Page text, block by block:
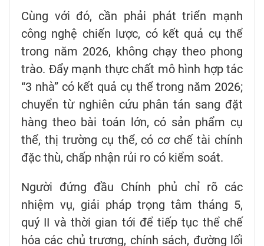
Cùng với đó, cần phải phát triển mạnh
công nghệ chiến lược, có kết quả cụ thể
trong năm 2026, không chạy theo phong
trào. Đẩy mạnh thực chất mô hình hợp tác
“3 nhà” có kết quả cụ thể trong năm 2026;
chuyển từ nghiên cứu phân tán sang đặt
hàng theo bài toán lớn, có sản phẩm cụ
thể, thị trường cụ thể, có cơ chế tài chính
đặc thù, chấp nhận rủi ro có kiểm soát.
Người đứng đầu Chính phủ chỉ rõ các
nhiệm vụ, giải pháp trọng tâm tháng 5,
quý II và thời gian tới để tiếp tục thể chế
hóa các chủ trương, chính sách, đường lối